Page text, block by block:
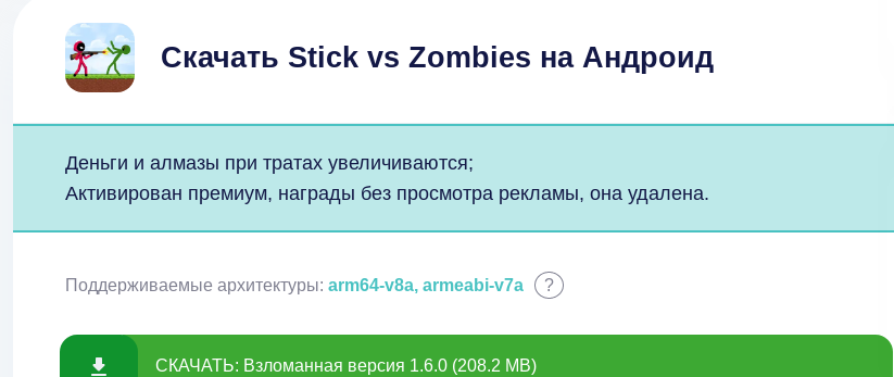
Скачать Stick vs Zombies на Андроид
Деньги и алмазы при тратах увеличиваются;
Активирован премиум, награды без просмотра рекламы, она удалена.
Поддерживаемые архитектуры: arm64-v8a, armeabi-v7a ?
СКАЧАТЬ: Взломанная версия 1.6.0 (208.2 MB)